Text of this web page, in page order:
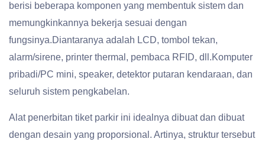
berisi beberapa komponen yang membentuk sistem dan
memungkinkannya bekerja sesuai dengan
fungsinya.Diantaranya adalah LCD, tombol tekan,
alarm/sirene, printer thermal, pembaca RFID, dll.Komputer
pribadi/PC mini, speaker, detektor putaran kendaraan, dan
seluruh sistem pengkabelan.
Alat penerbitan tiket parkir ini idealnya dibuat dan dibuat
dengan desain yang proporsional. Artinya, struktur tersebut